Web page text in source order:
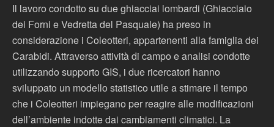
Il lavoro condotto su due ghiacciai lombardi (Ghiacciaio
dei Forni e Vedretta del Pasquale) ha preso in
considerazione i Coleotteri, appartenenti alla famiglia dei
Carabidi. Attraverso attività di campo e analisi condotte
utilizzando supporto GIS, i due ricercatori hanno
sviluppato un modello statistico utile a stimare il tempo
che i Coleotteri impiegano per reagire alle modificazioni
dell’ambiente indotte dai cambiamenti climatici. La